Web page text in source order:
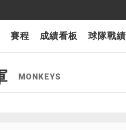
賽程 成績看板 球隊戰績
鷹CPBLTV
MONKEYS